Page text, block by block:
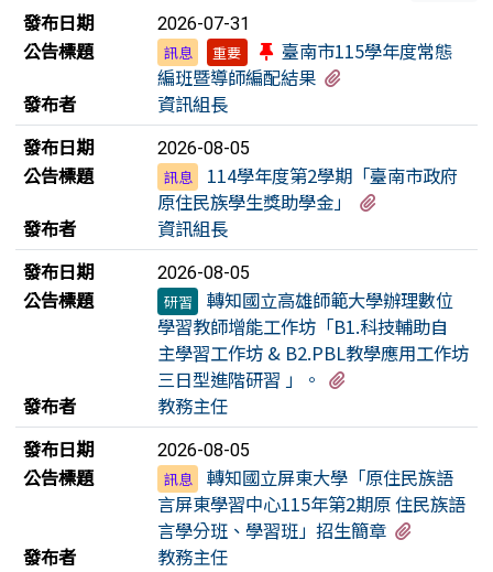
新聞列表
發布日期 2026-07-31
公告標題 訊息 重要
臺南市115學年度常態
編班暨導師編配結果
發布者
資訊組長
發布日期
2026-08-05
公告標題 訊息
114學年度第2學期「臺南市政府
原住民族學生獎助學金」
發布者
資訊組長
發布日期
2026-08-05
公告標題 研習
轉知國立高雄師範大學辦理數位
學習教師增能工作坊「B1.科技輔助自
主學習工作坊 & B2.PBL教學應用工作坊
三日型進階研習 」。
發布者
教務主任
發布日期
2026-08-05
公告標題 訊息
轉知國立屏東大學「原住民族語
言屏東學習中心115年第2期原 住民族語
言學分班、學習班」招生簡章
發布者
教務主任